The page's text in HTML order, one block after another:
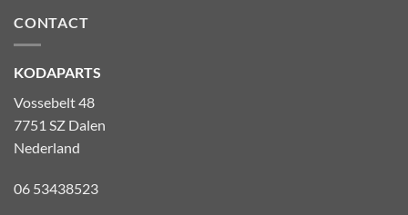
CONTACT
KODAPARTS
Vossebelt 48
7751 SZ Dalen
Nederland
06 53438523